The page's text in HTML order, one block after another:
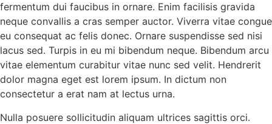
fermentum dui faucibus in ornare. Enim facilisis gravida
neque convallis a cras semper auctor. Viverra vitae congue
eu consequat ac felis donec. Ornare suspendisse sed nisi
lacus sed. Turpis in eu mi bibendum neque. Bibendum arcu
vitae elementum curabitur vitae nunc sed velit. Hendrerit
dolor magna eget est lorem ipsum. In dictum non
consectetur a erat nam at lectus urna.
Nulla posuere sollicitudin aliquam ultrices sagittis orci.